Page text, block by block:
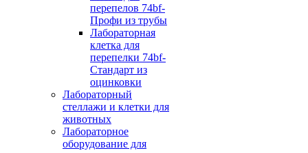
перепелов 74bf-
Профи из трубы
Лабораторная
клетка для
перепелки 74bf-
Стандарт из
оцинковки
Лабораторный
стеллажи и клетки для
животных
Лабораторное
оборудование для